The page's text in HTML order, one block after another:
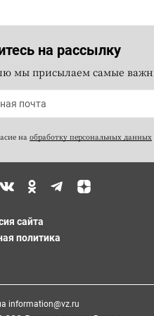
на рассылку
мы присылаем самые
на обработку персональных данных
сайта
политика
information@vz.ru